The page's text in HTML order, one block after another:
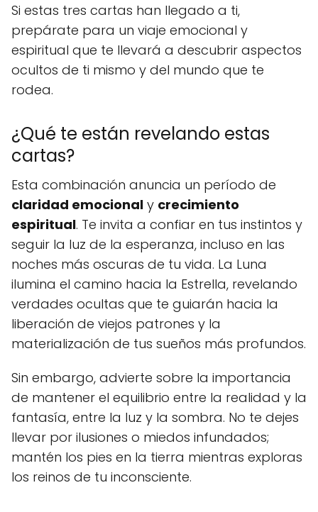
Si estas tres cartas han llegado a ti,
prepárate para un viaje emocional y
espiritual que te llevará a descubrir aspectos
ocultos de ti mismo y del mundo que te
rodea.
¿Qué te están revelando estas
cartas?
Esta combinación anuncia un período de
claridad emocional y crecimiento
espiritual. Te invita a confiar en tus instintos y
seguir la luz de la esperanza, incluso en las
noches más oscuras de tu vida. La Luna
ilumina el camino hacia la Estrella, revelando
verdades ocultas que te guiarán hacia la
liberación de viejos patrones y la
materialización de tus sueños más profundos.
Sin embargo, advierte sobre la importancia
de mantener el equilibrio entre la realidad y la
fantasía, entre la luz y la sombra. No te dejes
llevar por ilusiones o miedos infundados;
mantén los pies en la tierra mientras exploras
los reinos de tu inconsciente.